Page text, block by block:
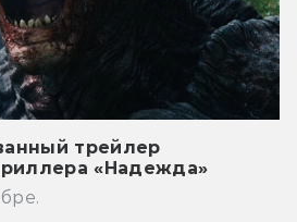
трейлер
«Надежда»